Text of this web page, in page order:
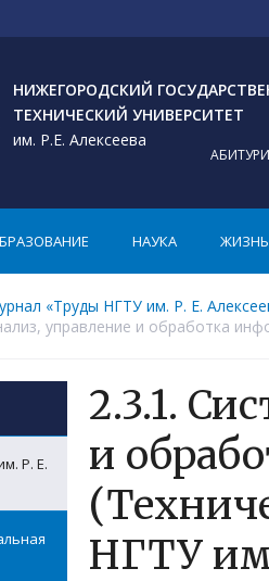
НИЖЕГОРОДСКИЙ
ТЕХНИЧЕСКИЙ УНИВЕРСИТЕТ
им. Р.Е. Алексеева
НАУКА ЖИЗНЬ
«Труды НГТУ им. Р. Е.
управление и обработка
Р. Е.
2.3.1.
и
НГТУ